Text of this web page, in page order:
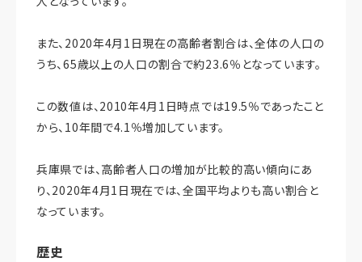
また、2020年4月1日現在の高齢者割合は、全体の人口の
うち、65歳以上の人口の割合で約23.6％となっています。
この数値は、2010年4月1日時点では19.5％であったこと
から、10年間で4.1％増加しています。
兵庫県では、高齢者人口の増加が比較的高い傾向にあ
り、2020年4月1日現在では、全国平均よりも高い割合と
なっています。
歴史